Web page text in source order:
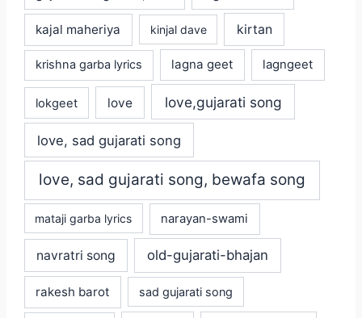
kajal maheriya kinjal dave kirtan
krishna garba lyrics lagna geet lagngeet
lokgeet love love,gujarati song
love, sad gujarati song
love, sad gujarati song, bewafa song
mataji garba lyrics narayan-swami
navratri song old-gujarati-bhajan
rakesh barot sad gujarati song